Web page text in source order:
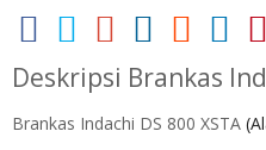
Deskripsi Brankas
Brankas Indachi DS 800 XSTA